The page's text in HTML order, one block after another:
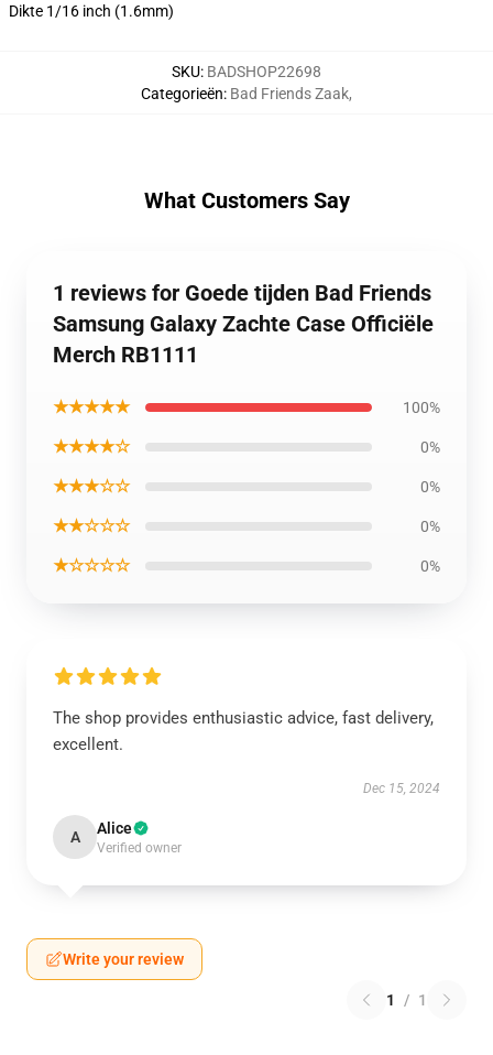
Dikte 1/16 inch (1.6mm)
SKU: BADSHOP22698
Categorieën: Bad Friends Zaak,
What Customers Say
1 reviews for Goede tijden Bad Friends
Samsung Galaxy Zachte Case Officiële
Merch RB1111
★★★★★ 100%
★★★★☆ 0%
★★★☆☆ 0%
★★☆☆☆ 0%
★☆☆☆☆ 0%
The shop provides enthusiastic advice, fast delivery,
excellent.
Dec 15, 2024
A Alice
Verified owner
Write your review
1 / 1